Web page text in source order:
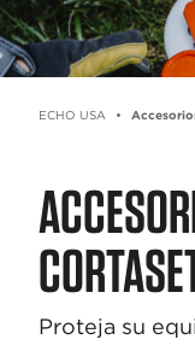
ECHO USA
Proteja su